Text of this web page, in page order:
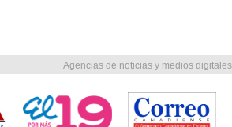
Agencias de noticias y medios digitales